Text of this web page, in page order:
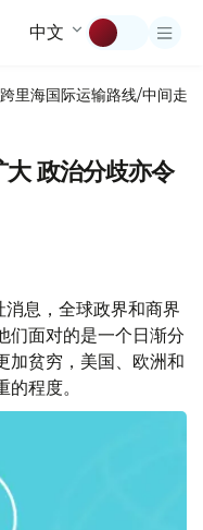
中文
跨里海国际运输路线/中间走廊
政治分歧亦令
消息，全球政界和商界
们面对的是一个日渐分
加贫穷，美国、欧洲和
程度。